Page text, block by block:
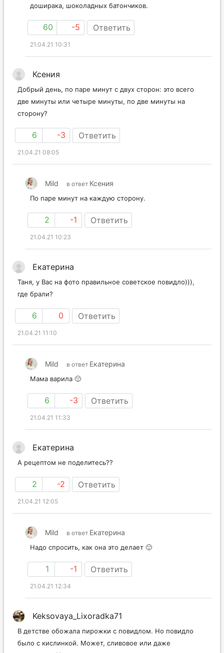
доширака, шоколадных батончиков.
60 -5 Ответить
21.04.21 10:31
Ксения
Добрый день, по паре минут с двух сторон: это всего
две минуты или четыре минуты, по две минуты на
сторону?
6 -3 Ответить
21.04.21 08:05
Mild в ответ Ксения
По паре минут на каждую сторону.
2 -1 Ответить
21.04.21 10:23
Екатерина
Таня, у Вас на фото правильное советское повидло))),
где брали?
6 0 Ответить
21.04.21 11:10
Mild в ответ Екатерина
Мама варила 🙂
6 -3 Ответить
21.04.21 11:33
Екатерина
А рецептом не поделитесь??
2 -2 Ответить
21.04.21 12:05
Mild в ответ Екатерина
Надо спросить, как она это делает 🙂
1 -1 Ответить
21.04.21 12:34
Keksovaya_Lixoradka71
В детстве обожала пирожки с повидлом. Но повидло
было с кислинкой. Может, сливовое или даже